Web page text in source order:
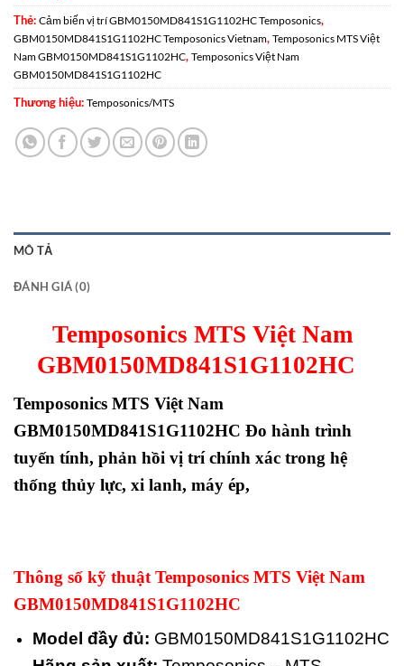
Thẻ: Cảm biến vị trí GBM0150MD841S1G1102HC Temposonics,
GBM0150MD841S1G1102HC Temposonics Vietnam, Temposonics MTS Việt
Nam GBM0150MD841S1G1102HC, Temposonics Việt Nam
GBM0150MD841S1G1102HC
Thương hiệu: Temposonics/MTS
MÔ TẢ
ĐÁNH GIÁ (0)
Temposonics MTS Việt Nam
GBM0150MD841S1G1102HC
Temposonics MTS Việt Nam
GBM0150MD841S1G1102HC Đo hành trình
tuyến tính, phản hồi vị trí chính xác trong hệ
thống thủy lực, xi lanh, máy ép,
Thông số kỹ thuật Temposonics MTS Việt Nam
GBM0150MD841S1G1102HC
Model đầy đủ: GBM0150MD841S1G1102HC